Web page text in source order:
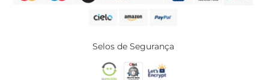
Selos de Segurança